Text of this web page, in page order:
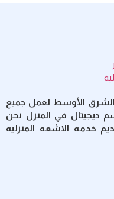
الأوسط لعمل جميع
ديجيتال في المنزل نحن
خدمه الاشعه المنزليه